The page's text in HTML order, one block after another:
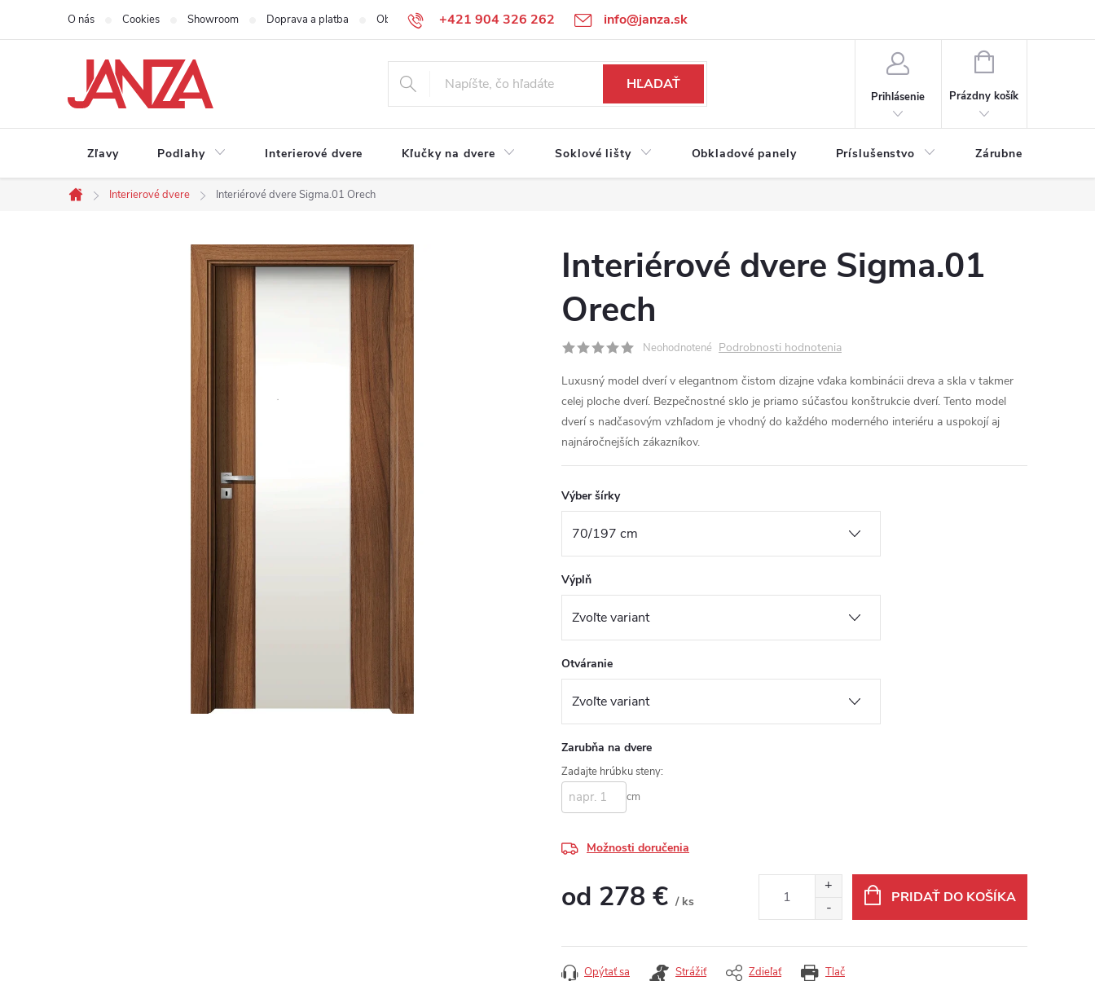
Prejsť na obsah +421 904 326 262 info@janza.sk
O nás Cookies Showroom Doprava a platba Obchodné podmienky Reklamačné podmienky Podmienky ochrany osobných údajov
HĽADAŤ
Prihlásenie
NÁKUPNÝ KOŠÍK
Prázdny košík
Zľavy Podlahy Interierové dvere Kľučky na dvere Soklové lišty Obkladové panely Príslušenstvo Zárubne
Domov
Interierové dvere Interiérové dvere Sigma.01 Orech
Interiérové dvere Sigma.01
Orech
Neohodnotené Podrobnosti hodnotenia
Luxusný model dverí v elegantnom čistom dizajne vďaka kombinácii dreva a skla v takmer
celej ploche dverí. Bezpečnostné sklo je priamo súčasťou konštrukcie dverí. Tento model
dverí s nadčasovým vzhľadom je vhodný do každého moderného interiéru a uspokojí aj
najnáročnejších zákazníkov.
Výber šírky
Výplň
Otváranie
Zarubňa na dvere
Zadajte hrúbku steny:
cm
Možnosti doručenia
od 278 € / ks
PRIDAŤ DO KOŠÍKA
Tlač
Opýtať sa Strážiť Zdieľať